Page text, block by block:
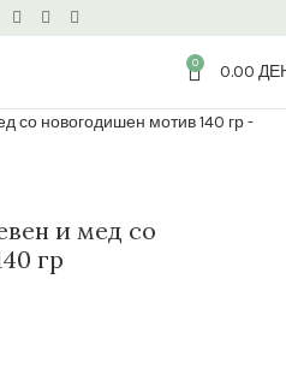
0 0.00
и мед со
гр